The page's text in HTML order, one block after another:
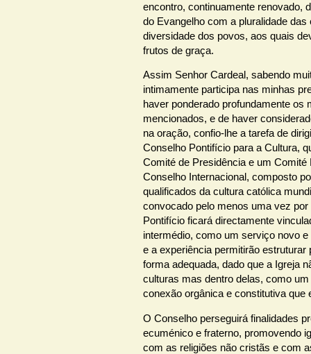
encontro, continuamente renovado,
do Evangelho com a pluralidade das
diversidade dos povos, aos quais
frutos de graça.
Assim Senhor Cardeal, sabendo
intimamente participa nas minhas
haver ponderado profundamente os
mencionados, e de haver
na oração, confio-lhe a tarefa de
Conselho Pontifício para a Cultura,
Comité de Presidência e um
Conselho Internacional, composto
qualificados da cultura católica
convocado pelo menos uma vez
Pontifício ficará directamente
intermédio, como um serviço novo e
e a experiência permitirão estruturar
forma adequada, dado que a Igreja
culturas mas dentro delas, como
conexão orgânica e constitutiva que
O Conselho perseguirá finalidades
ecuménico e fraterno, promovendo
com as religiões não cristãs e com